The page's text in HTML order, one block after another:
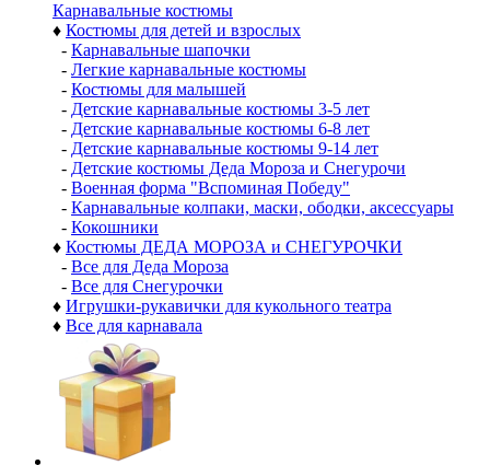
Карнавальные костюмы
♦ Костюмы для детей и взрослых
- Карнавальные шапочки
- Легкие карнавальные костюмы
- Костюмы для малышей
- Детские карнавальные костюмы 3-5 лет
- Детские карнавальные костюмы 6-8 лет
- Детские карнавальные костюмы 9-14 лет
- Детские костюмы Деда Мороза и Снегурочи
- Военная форма "Вспоминая Победу"
- Карнавальные колпаки, маски, ободки, аксессуары
- Кокошники
♦ Костюмы ДЕДА МОРОЗА и СНЕГУРОЧКИ
- Все для Деда Мороза
- Все для Снегурочки
♦ Игрушки-рукавички для кукольного театра
♦ Все для карнавала